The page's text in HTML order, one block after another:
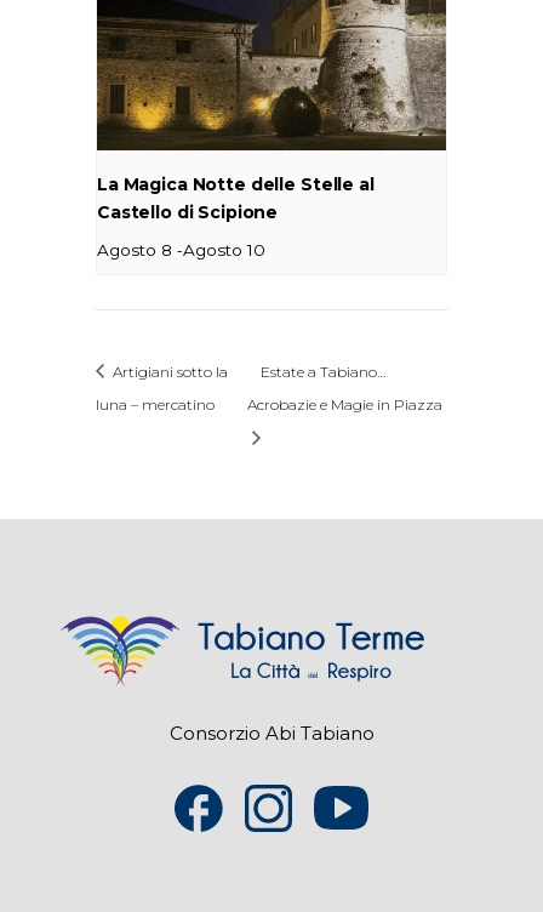
La Magica Notte delle Stelle al
Castello di Scipione
Agosto 8 -Agosto 10
Artigiani sotto la
luna – mercatino
Estate a Tabiano…
Acrobazie e Magie in Piazza
Consorzio Abi Tabiano